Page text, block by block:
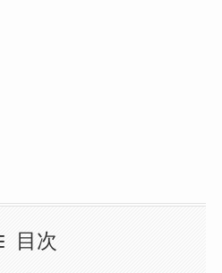
目次